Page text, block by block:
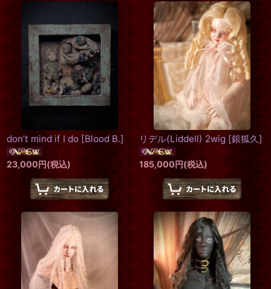
don’t mind if I do [Blood B.]
23,000円(税込)
リデル(Liddell) 2wig [銀狐久]
185,000円(税込)